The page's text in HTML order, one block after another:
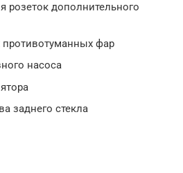
розеток дополнительного
противотуманных фар
насоса
заднего стекла